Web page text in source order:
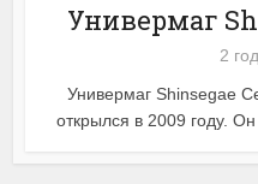
Универмаг
2
Универмаг Shinsegae
открылся в 2009 году. Он